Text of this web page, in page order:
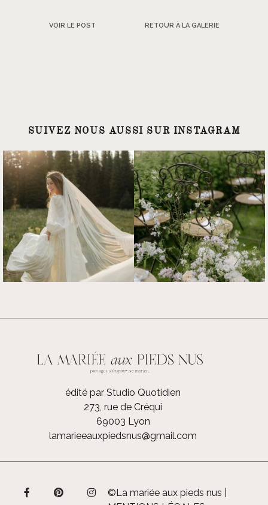
VOIR LE POST RETOUR À LA GALERIE
SUIVEZ NOUS AUSSI SUR INSTAGRAM
édité par Studio Quotidien
273, rue de Créqui
69003 Lyon
lamarieeauxpiedsnus@gmail.com
©La mariée aux pieds nus |